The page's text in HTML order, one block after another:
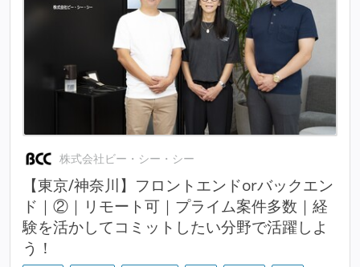
株式会社ビー・シー・シー
【東京/神奈川】フロントエンドorバックエン
ド｜②｜リモート可｜プライム案件多数｜経
験を活かしてコミットしたい分野で活躍しよ
う！